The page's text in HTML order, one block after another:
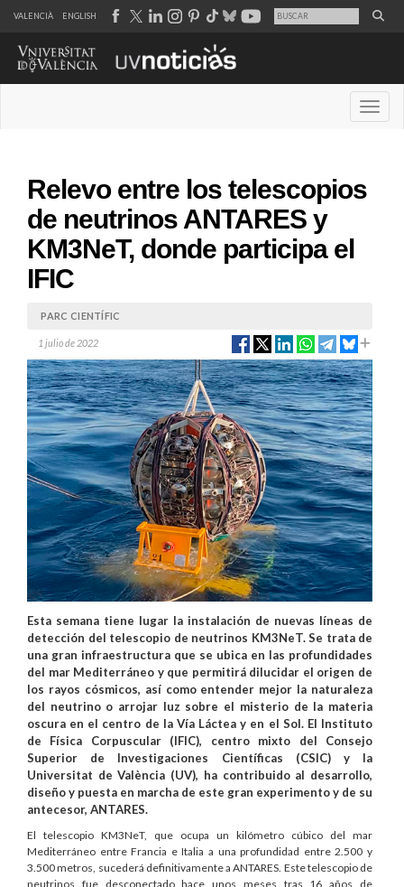
VALENCIÀ ENGLISH
Relevo entre los telescopios
de neutrinos ANTARES y
KM3NeT, donde participa el
IFIC
PARC CIENTÍFIC
1 julio de 2022
Esta semana tiene lugar la instalación de nuevas líneas de
detección del telescopio de neutrinos KM3NeT. Se trata de
una gran infraestructura que se ubica en las profundidades
del mar Mediterráneo y que permitirá dilucidar el origen de
los rayos cósmicos, así como entender mejor la naturaleza
del neutrino o arrojar luz sobre el misterio de la materia
oscura en el centro de la Vía Láctea y en el Sol. El Instituto
de Física Corpuscular (IFIC), centro mixto del Consejo
Superior de Investigaciones Científicas (CSIC) y la
Universitat de València (UV), ha contribuido al desarrollo,
diseño y puesta en marcha de este gran experimento y de su
antecesor, ANTARES.
El telescopio KM3NeT, que ocupa un kilómetro cúbico del mar
Mediterráneo entre Francia e Italia a una profundidad entre 2.500 y
3.500 metros, sucederá definitivamente a ANTARES. Este telescopio de
neutrinos fue desconectado hace unos meses tras 16 años de